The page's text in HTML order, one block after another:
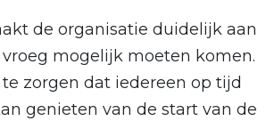
de organisatie duidelijk aan
mogelijk moeten komen.
zorgen dat iedereen op tijd
genieten van de start van de